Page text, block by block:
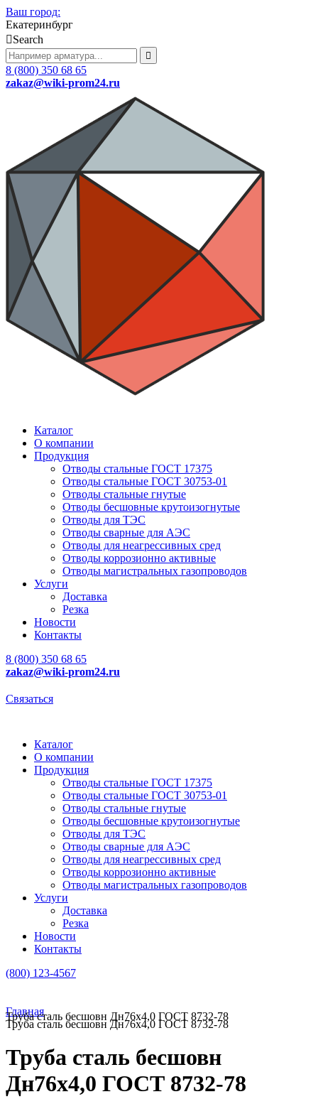
Ваш город:
Екатеринбург
Search
8 (800) 350 68 65
zakaz@wiki-prom24.ru
Каталог
О компании
Продукция
Отводы стальные ГОСТ 17375
Отводы стальные ГОСТ 30753-01
Отводы стальные гнутые
Отводы бесшовные крутоизогнутые
Отводы для ТЭС
Отводы сварные для АЭС
Отводы для неагрессивных сред
Отводы коррозионно активные
Отводы магистральных газопроводов
Услуги
Доставка
Резка
Новости
Контакты
8 (800) 350 68 65
zakaz@wiki-prom24.ru
Связаться
Каталог
О компании
Продукция
Отводы стальные ГОСТ 17375
Отводы стальные ГОСТ 30753-01
Отводы стальные гнутые
Отводы бесшовные крутоизогнутые
Отводы для ТЭС
Отводы сварные для АЭС
Отводы для неагрессивных сред
Отводы коррозионно активные
Отводы магистральных газопроводов
Услуги
Доставка
Резка
Новости
Контакты
(800) 123-4567
Главная
Труба сталь бесшовн Дн76х4,0 ГОСТ 8732-78
Труба сталь бесшовн Дн76х4,0 ГОСТ 8732-78
Труба сталь бесшовн
Дн76х4,0 ГОСТ 8732-78